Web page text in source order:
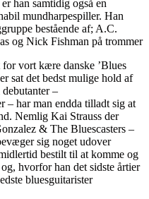
han samtidig også en
mundharpespiller. Han
bestående af; A.C.
og Nick Fishman på trommer
vort kære danske ’Blues
sat det bedst mulige hold af
–
– har man endda tilladt sig at
Nemlig Kai Strauss der
& The Bluescasters –
sig noget udover
bestilt til at komme og
hvorfor han det sidste årtier
bluesguitarister